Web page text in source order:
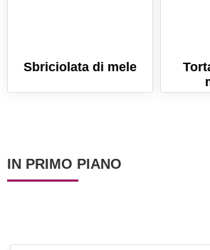
Sbriciolata di mele
IN PRIMO PIANO